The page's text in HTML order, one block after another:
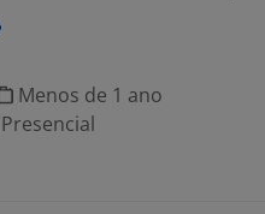
Menos de 1 ano
Presencial